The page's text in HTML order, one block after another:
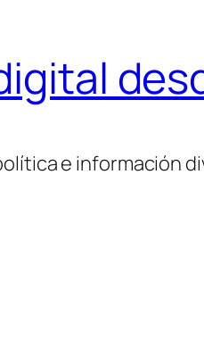
e información